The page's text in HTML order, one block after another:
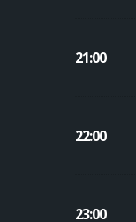
21:00
22:00
23:00